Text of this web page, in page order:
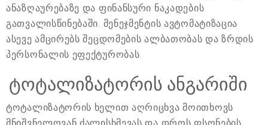
ანაზღაურებაზე და ფინანსური ნაკადების
გათვალისწინებაში. მენეჯმენტის ავტომატიზაცია
ასევე ამცირებს შეცდომების ალბათობას და ზრდის
პერსონალის ეფექტურობას.
ტოტალიზატორის ანგარიში
ტოტალიზატორის ხელით აღრიცხვა მოითხოვს